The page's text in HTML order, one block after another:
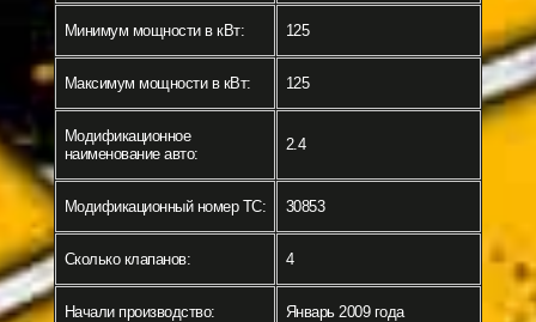
Минимум мощности в кВт: 125
Максимум мощности в кВт: 125
Модификационное
наименование авто:
2.4
Модификационный номер ТС: 30853
Сколько клапанов: 4
Начали производство: Январь 2009 года